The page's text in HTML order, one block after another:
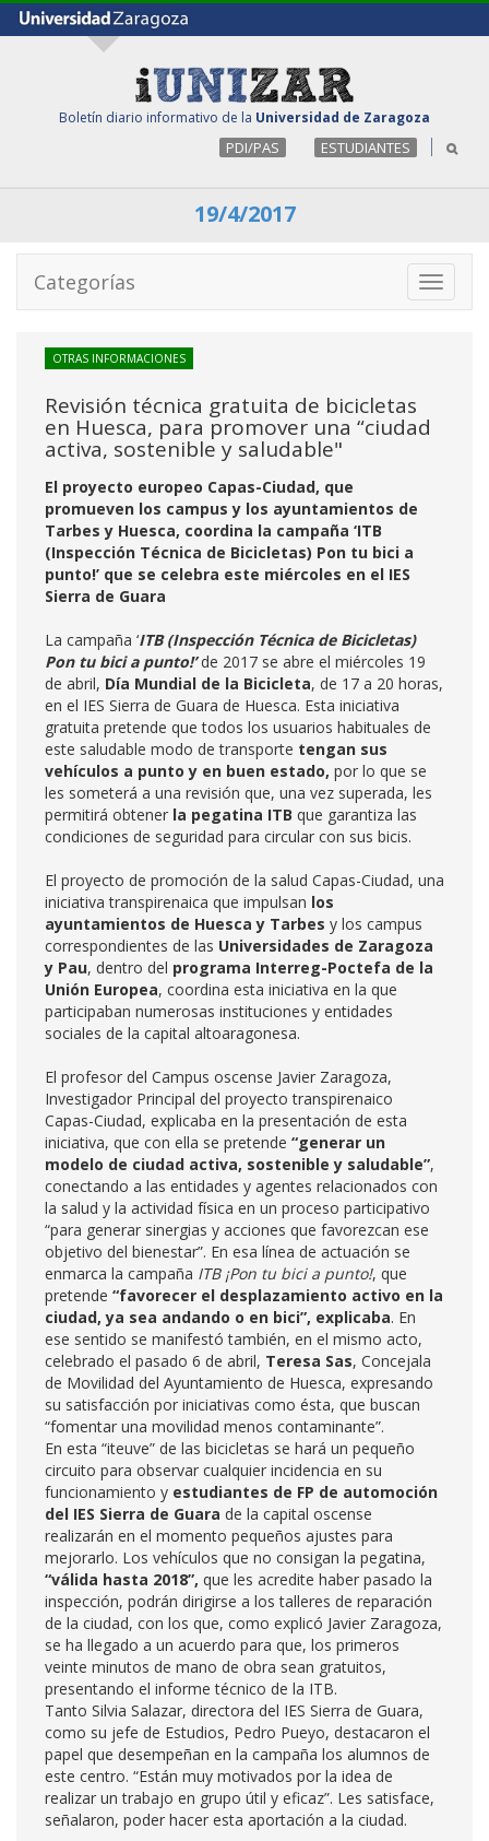
Boletín diario informativo de la Universidad de Zaragoza
PDI/PAS ESTUDIANTES
19/4/2017
Toggle
Categorías
OTRAS INFORMACIONES
Revisión técnica gratuita de bicicletas
en Huesca, para promover una “ciudad
activa, sostenible y saludable"
El proyecto europeo Capas-Ciudad, que
promueven los campus y los ayuntamientos de
Tarbes y Huesca, coordina la campaña ‘ITB
(Inspección Técnica de Bicicletas) Pon tu bici a
punto!’ que se celebra este miércoles en el IES
Sierra de Guara
La campaña ‘ITB (Inspección Técnica de Bicicletas)
Pon tu bici a punto!’ de 2017 se abre el miércoles 19
de abril, Día Mundial de la Bicicleta, de 17 a 20 horas,
en el IES Sierra de Guara de Huesca. Esta iniciativa
gratuita pretende que todos los usuarios habituales de
este saludable modo de transporte tengan sus
vehículos a punto y en buen estado, por lo que se
les someterá a una revisión que, una vez superada, les
permitirá obtener la pegatina ITB que garantiza las
condiciones de seguridad para circular con sus bicis.
El proyecto de promoción de la salud Capas-Ciudad, una
iniciativa transpirenaica que impulsan los
ayuntamientos de Huesca y Tarbes y los campus
correspondientes de las Universidades de Zaragoza
y Pau, dentro del programa Interreg-Poctefa de la
Unión Europea, coordina esta iniciativa en la que
participaban numerosas instituciones y entidades
sociales de la capital altoaragonesa.
El profesor del Campus oscense Javier Zaragoza,
Investigador Principal del proyecto transpirenaico
Capas-Ciudad, explicaba en la presentación de esta
iniciativa, que con ella se pretende “generar un
modelo de ciudad activa, sostenible y saludable”,
conectando a las entidades y agentes relacionados con
la salud y la actividad física en un proceso participativo
“para generar sinergias y acciones que favorezcan ese
objetivo del bienestar”. En esa línea de actuación se
enmarca la campaña ITB ¡Pon tu bici a punto!, que
pretende “favorecer el desplazamiento activo en la
ciudad, ya sea andando o en bici”, explicaba. En
ese sentido se manifestó también, en el mismo acto,
celebrado el pasado 6 de abril, Teresa Sas, Concejala
de Movilidad del Ayuntamiento de Huesca, expresando
su satisfacción por iniciativas como ésta, que buscan
“fomentar una movilidad menos contaminante”.
En esta “iteuve” de las bicicletas se hará un pequeño
circuito para observar cualquier incidencia en su
funcionamiento y estudiantes de FP de automoción
del IES Sierra de Guara de la capital oscense
realizarán en el momento pequeños ajustes para
mejorarlo. Los vehículos que no consigan la pegatina,
“válida hasta 2018”, que les acredite haber pasado la
inspección, podrán dirigirse a los talleres de reparación
de la ciudad, con los que, como explicó Javier Zaragoza,
se ha llegado a un acuerdo para que, los primeros
veinte minutos de mano de obra sean gratuitos,
presentando el informe técnico de la ITB.
Tanto Silvia Salazar, directora del IES Sierra de Guara,
como su jefe de Estudios, Pedro Pueyo, destacaron el
papel que desempeñan en la campaña los alumnos de
este centro. “Están muy motivados por la idea de
realizar un trabajo en grupo útil y eficaz”. Les satisface,
señalaron, poder hacer esta aportación a la ciudad.